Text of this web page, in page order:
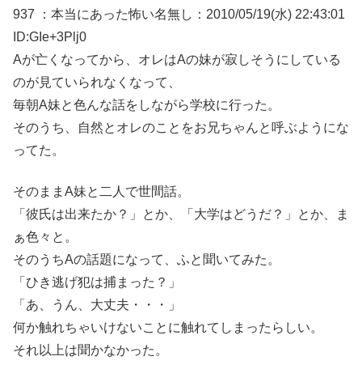
937 ：本当にあった怖い名無し：2010/05/19(水) 22:43:01
ID:GIe+3Plj0
Aが亡くなってから、オレはAの妹が寂しそうにしている
のが見ていられなくなって、
毎朝A妹と色んな話をしながら学校に行った。
そのうち、自然とオレのことをお兄ちゃんと呼ぶようにな
ってた。
そのままA妹と二人で世間話。
「彼氏は出来たか？」とか、「大学はどうだ？」とか、ま
ぁ色々と。
そのうちAの話題になって、ふと聞いてみた。
「ひき逃げ犯は捕まった？」
「あ、うん、大丈夫・・・」
何か触れちゃいけないことに触れてしまったらしい。
それ以上は聞かなかった。